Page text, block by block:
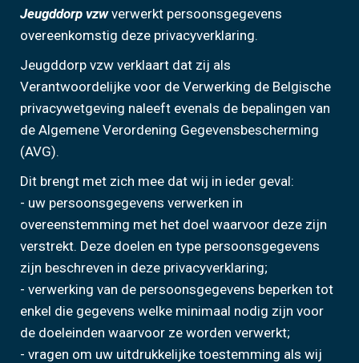
Jeugddorp vzwverwerkt persoonsgegevens
overeenkomstig deze privacyverklaring.
Jeugddorp vzw verklaart dat zij als
Verantwoordelijke voor de Verwerking de Belgische
privacywetgeving naleeft evenals de bepalingen van
de Algemene Verordening Gegevensbescherming
(AVG).
Dit brengt met zich mee dat wij in ieder geval:
- uw persoonsgegevens verwerken in
overeenstemming met het doel waarvoor deze zijn
verstrekt. Deze doelen en type persoonsgegevens
zijn beschreven in deze privacyverklaring;
- verwerking van de persoonsgegevens beperken tot
enkel die gegevens welke minimaal nodig zijn voor
de doeleinden waarvoor ze worden verwerkt;
- vragen om uw uitdrukkelijke toestemming als wij